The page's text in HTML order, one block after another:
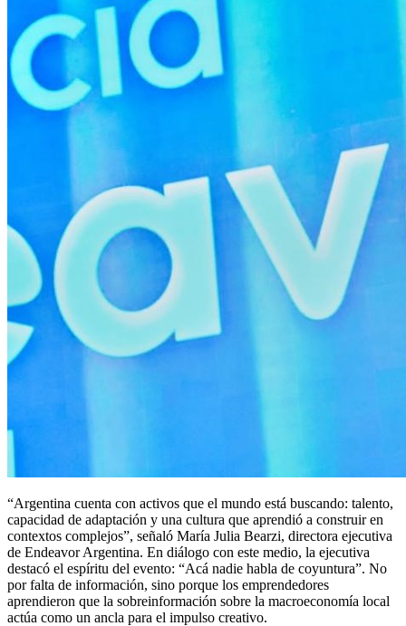
“Argentina cuenta con activos que el mundo está buscando: talento,
capacidad de adaptación y una cultura que aprendió a construir en
contextos complejos”, señaló María Julia Bearzi, directora ejecutiva
de Endeavor Argentina. En diálogo con este medio, la ejecutiva
destacó el espíritu del evento: “Acá nadie habla de coyuntura”. No
por falta de información, sino porque los emprendedores
aprendieron que la sobreinformación sobre la macroeconomía local
actúa como un ancla para el impulso creativo.